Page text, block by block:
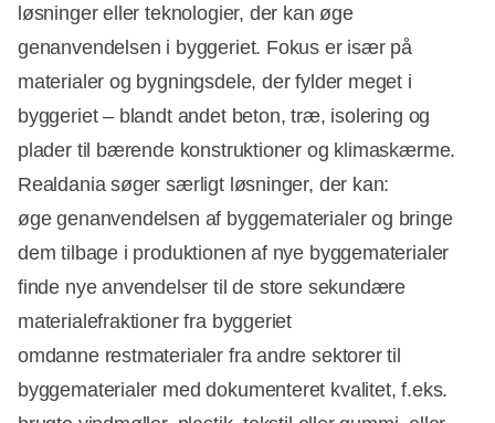
løsninger eller teknologier, der kan øge
genanvendelsen i byggeriet. Fokus er især på
materialer og bygningsdele, der fylder meget i
byggeriet – blandt andet beton, træ, isolering og
plader til bærende konstruktioner og klimaskærme.
Realdania søger særligt løsninger, der kan:
øge genanvendelsen af byggematerialer og bringe
dem tilbage i produktionen af nye byggematerialer
finde nye anvendelser til de store sekundære
materialefraktioner fra byggeriet
omdanne restmaterialer fra andre sektorer til
byggematerialer med dokumenteret kvalitet, f.eks.